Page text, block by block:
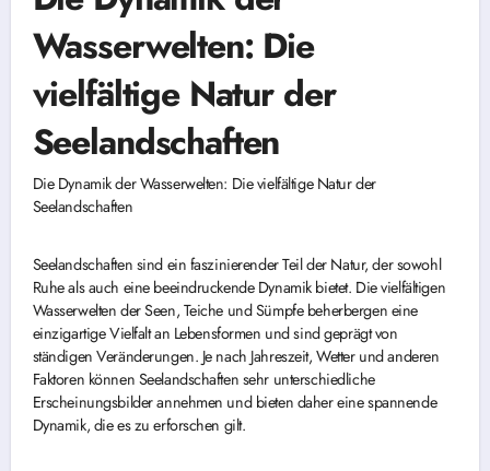
Wasserwelten: Die
vielfältige Natur der
Seelandschaften
Die Dynamik der Wasserwelten: Die vielfältige Natur der
Seelandschaften
Seelandschaften sind ein faszinierender Teil der Natur, der sowohl
Ruhe als auch eine beeindruckende Dynamik bietet. Die vielfältigen
Wasserwelten der Seen, Teiche und Sümpfe beherbergen eine
einzigartige Vielfalt an Lebensformen und sind geprägt von
ständigen Veränderungen. Je nach Jahreszeit, Wetter und anderen
Faktoren können Seelandschaften sehr unterschiedliche
Erscheinungsbilder annehmen und bieten daher eine spannende
Dynamik, die es zu erforschen gilt.